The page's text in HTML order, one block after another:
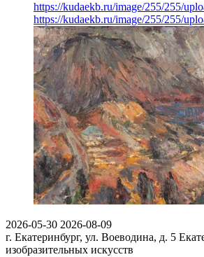
https://kudaekb.ru/image/255/255/
https://kudaekb.ru/image/255/255/
2026-05-30 2026-08-09
г. Екатеринбург, ул. Воеводина, д. 5
изобразительных искусств